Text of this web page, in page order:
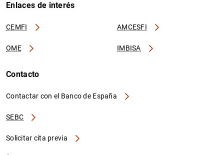
Enlaces de interés
CEMFI AMCESFI
OME IMBISA
Contacto
Contactar con el Banco de España
SEBC
Solicitar cita previa